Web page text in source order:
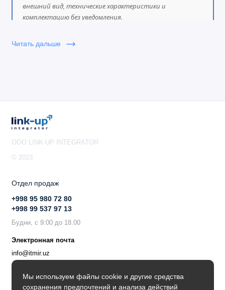
внешний вид, технические характеристики и
комплектацию без уведомления.
Читать дальше
Мы используем файлы cookie и другие средства
сохранения предпочтений и анализа действий
OOO LINK-UP INTEGRATOR
© 2023
Отдел продаж
+998 95 980 72 80
+998 99 537 97 13
Будни, с 9:00 до 18.00
Электронная почта
info@itmir.uz
Поддержка в мессенджере